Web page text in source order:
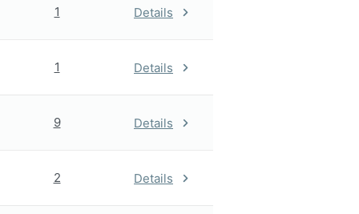
1 Details
1 Details
9 Details
2 Details